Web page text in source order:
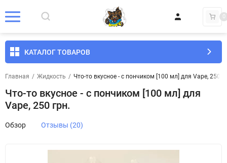
0
КАТАЛОГ ТОВАРОВ
Главная / Жидкость / Что-то вкусное - с пончиком [100 мл] для Vape, 250
Что-то вкусное - с пончиком [100 мл] для
Vape, 250 грн.
Обзор Отзывы (20)